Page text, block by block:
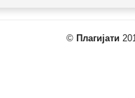
© Плагијати